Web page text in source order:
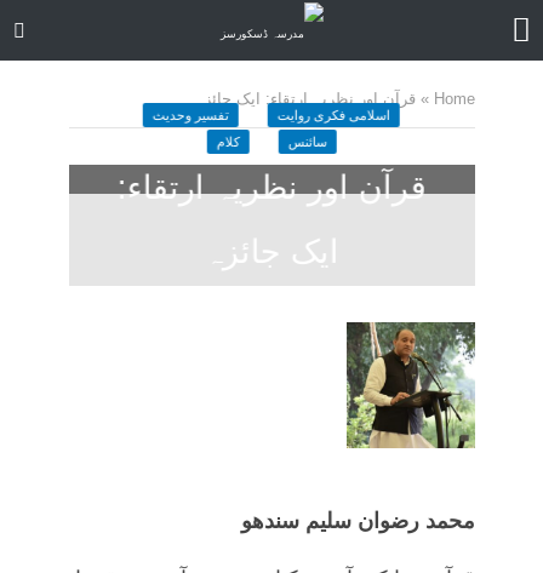
Home
»قرآن اور نظریہ ارتقاء: ایک جائزہ
اسلامی فکری روایت
تفسیر وحدیث
سائنس
کلام
قرآن اور نظریہ ارتقاء:
ایک جائزہ
محمد رضوان سلیم سندھو